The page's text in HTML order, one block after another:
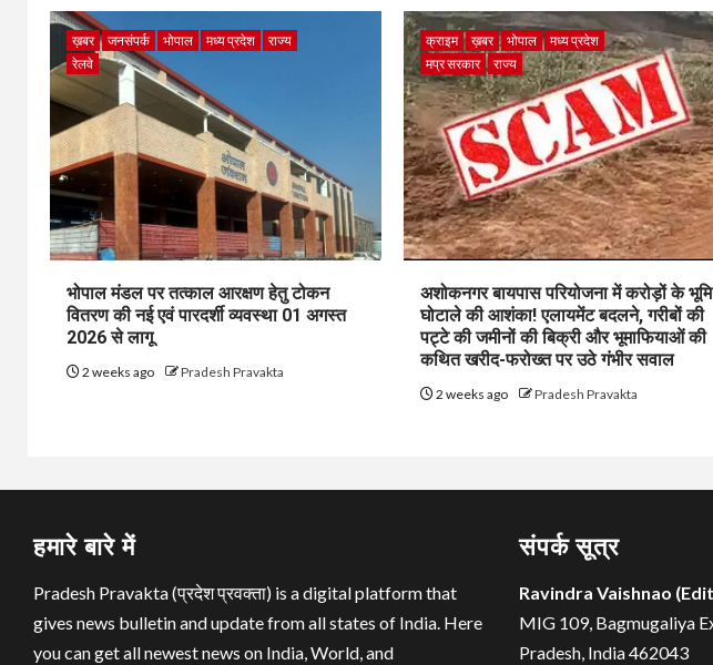
ख़बर जनसंपर्क भोपाल मध्य प्रदेश
राज्य
रेलवे
भोपाल मंडल पर तत्काल आरक्षण हेतु टोकन
वितरण की नई एवं पारदर्शी व्यवस्था 01 अगस्त
2026 से लागू
2 weeks ago Pradesh Pravakta
क्राइम ख़बर भोपाल
मध्य प्रदेश
मप्र सरकार
राज्य
अशोकनगर बायपास परियोजना में करोड़ों के भूमि
घोटाले की आशंका! एलायमेंट बदलने, गरीबों की
पट्टे की जमीनों की बिक्री और भूमाफियाओं की
कथित खरीद-फरोख्त पर उठे गंभीर सवाल
2 weeks ago Pradesh Pravakta
हमारे बारे में
Pradesh Pravakta (प्रदेश प्रवक्ता) is a digital platform that
gives news bulletin and update from all states of India. Here
you can get all newest news on India, World, and
संपर्क सूत्र
Ravindra Vaishnao
MIG 109, Bagmugaliya
Pradesh, India 462043